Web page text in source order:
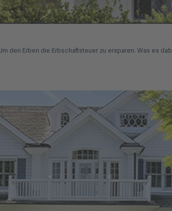
den Erben die Erbschaftsteuer zu ersparen. Was es